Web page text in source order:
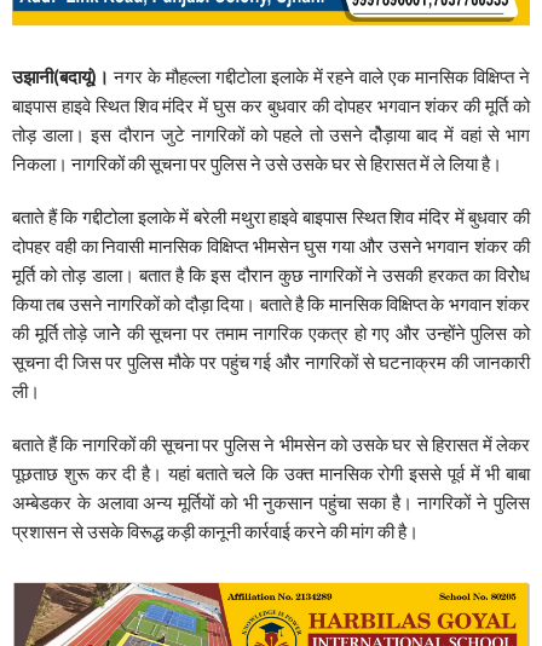
उझानी(बदायूं)। नगर के मौहल्ला गद्दीटोला इलाके में रहने वाले एक मानसिक विक्षिप्त ने
बाइपास हाइवे स्थित शिव मंदिर में घुस कर बुधवार की दोपहर भगवान शंकर की मूर्ति को
तोड़ डाला। इस दौरान जुटे नागरिकों को पहले तो उसने दौेड़ाया बाद में वहां से भाग
निकला। नागरिकों की सूचना पर पुलिस ने उसे उसके घर से हिरासत में ले लिया है।
बताते हैं कि गद्दीटोला इलाके में बरेली मथुरा हाइवे बाइपास स्थित शिव मंदिर में बुधवार की
दोपहर वही का निवासी मानसिक विक्षिप्त भीमसेन घुस गया और उसने भगवान शंकर की
मूर्ति को तोड़ डाला। बतात है कि इस दौरान कुछ नागरिकों ने उसकी हरकत का विरोेध
किया तब उसने नागरिकों को दौड़ा दिया। बताते है कि मानसिक विक्षिप्त के भगवान शंकर
की मूर्ति तोड़े जानेे की सूचना पर तमाम नागरिक एकत्र हो गए और उन्होंने पुलिस को
सूचना दी जिस पर पुलिस मौके पर पहुंच गई और नागरिकों से घटनाक्रम की जानकारी
ली।
बताते हैं कि नागरिकों की सूचना पर पुलिस ने भीमसेन को उसके घर से हिरासत में लेकर
पूछताछ शुरू कर दी है। यहां बताते चले कि उक्त मानसिक रोगी इससे पूर्व में भी बाबा
अम्बेडकर के अलावा अन्य मूर्तियों को भी नुकसान पहुंचा सका है। नागरिकों ने पुलिस
प्रशासन से उसके विरूद्ध कड़ी कानूनी कार्रवाई करने की मांग की है।